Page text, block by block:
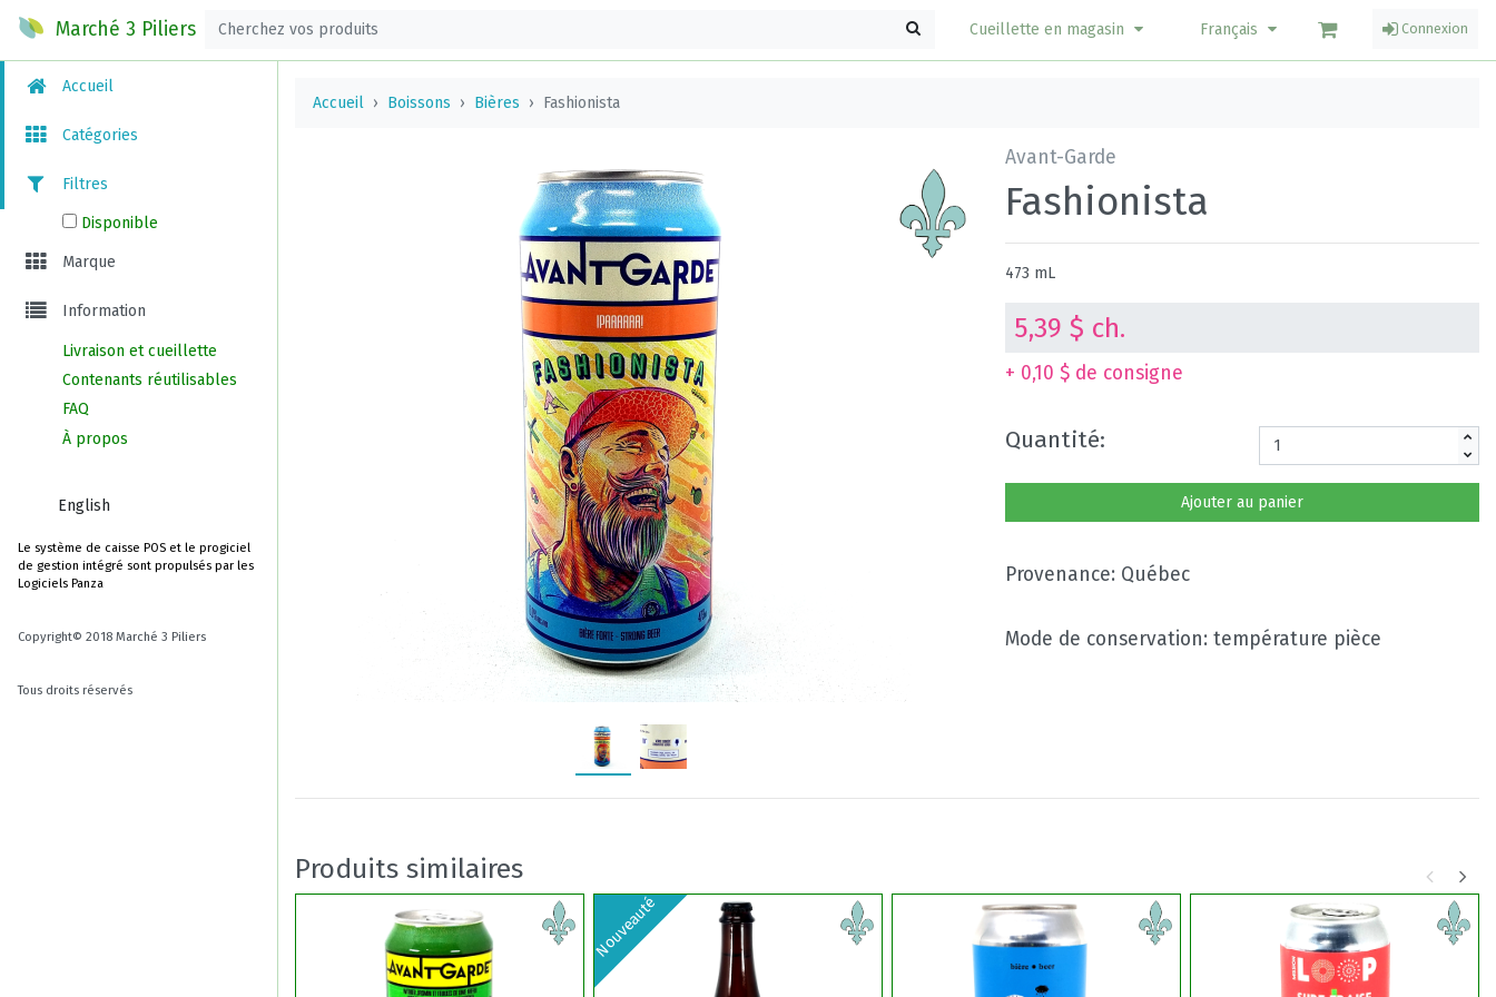
Marché 3 Piliers Cueillette en magasin Français Connexion
Accueil
Catégories
Filtres
Disponible
Marque
Information
Livraison et cueillette
Contenants réutilisables
FAQ
À propos
English
Le système de caisse POS et le progiciel
de gestion intégré sont propulsés par les
Logiciels Panza
Copyright© 2018 Marché 3 Piliers
Tous droits réservés
Accueil Boissons Bières Fashionista
Avant-Garde
Fashionista
473 mL
5,39 $ ch.
+ 0,10 $ de consigne
Quantité:
Ajouter au panier
Provenance: Québec
Mode de conservation: température pièce
Produits similaires
Nouveauté